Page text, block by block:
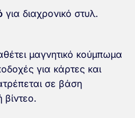
για διαχρονικό στυλ.
μαγνητικό κούμπωμα
για κάρτες και
σε βάση
βίντεο.